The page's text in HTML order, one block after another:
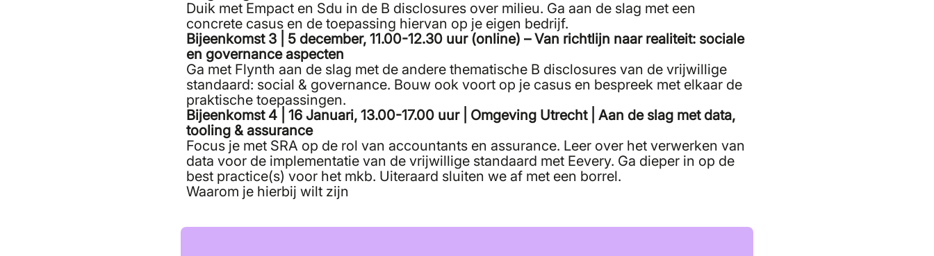
Duik met Empact en Sdu in de B disclosures over milieu. Ga aan de slag met een
concrete casus en de toepassing hiervan op je eigen bedrijf.
Bijeenkomst 3 | 5 december, 11.00-12.30 uur (online) – Van richtlijn naar realiteit: sociale
en governance aspecten
Ga met Flynth aan de slag met de andere thematische B disclosures van de vrijwillige
standaard: social & governance. Bouw ook voort op je casus en bespreek met elkaar de
praktische toepassingen.
Bijeenkomst 4 | 16 Januari, 13.00-17.00 uur | Omgeving Utrecht | Aan de slag met data,
tooling & assurance
Focus je met SRA op de rol van accountants en assurance. Leer over het verwerken van
data voor de implementatie van de vrijwillige standaard met Eevery. Ga dieper in op de
best practice(s) voor het mkb. Uiteraard sluiten we af met een borrel.
Waarom je hierbij wilt zijn